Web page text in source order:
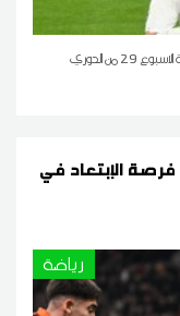
حقق نادي لاتسيو فوزاً ثميناً امام ميلان بهدف دون رد في قمة الاسبوع 29 من الدوري
الإبتعاد في
رياضة